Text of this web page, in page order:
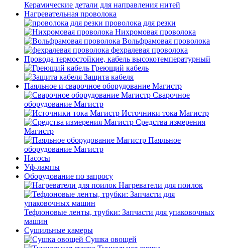
Керамические детали для направления нитей
Нагревательная проволока
проволока для резки
Нихромовая проволока
Вольфрамовая проволока
фехралевая проволока
Провода термостойкие, кабель высокотемпературный
Греющий кабель
Защита кабеля
Паяльное и сварочное оборудование Магистр
Сварочное
оборудование Магистр
Источники тока Магистр
Средства измерения
Магистр
Паяльное
оборудование Магистр
Насосы
Уф-лампы
Оборудование по запросу
Нагреватели для поилок
Тефлоновые ленты, трубки: Запчасти для упаковочных
машин
Сушильные камеры
Сушка овощей